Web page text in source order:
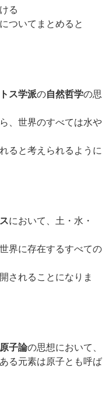
る
ついてまとめると
ス学派の自然哲学の思
、世界のすべては水や
ると考えられるように
において、土・水・
界に存在するすべての
されることになりま
子論の思想において、
る元素は原子とも呼ば